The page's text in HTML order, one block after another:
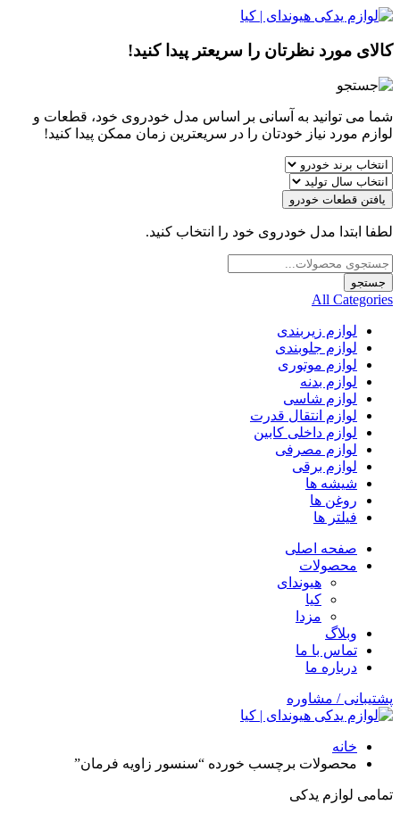
کالای مورد نظرتان را سریعتر پیدا کنید!
شما می توانید به آسانی بر اساس مدل خودروی خود، قطعات و
لوازم مورد نیاز خودتان را در سریعترین زمان ممکن پیدا کنید!
یافتن قطعات خودرو
لطفا ابتدا مدل خودروی خود را انتخاب کنید.
Products
search
جستجو
All Categories
لوازم زیربندی
لوازم جلوبندی
لوازم موتوری
لوازم بدنه
لوازم شاسی
لوازم انتقال قدرت
لوازم داخلی کابین
لوازم مصرفی
لوازم برقی
شیشه ها
روغن ها
فیلتر ها
صفحه اصلی
محصولات
هیوندای
کیا
مزدا
وبلاگ
تماس با ما
درباره ما
پشتیبانی / مشاوره
خانه
محصولات برچسب خورده “سنسور زاویه فرمان”
تمامی لوازم یدکی